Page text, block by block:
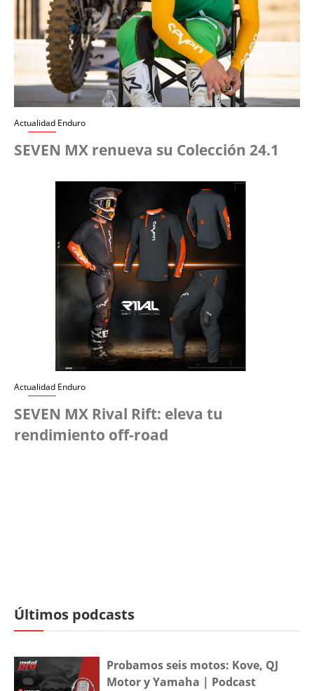
Actualidad Enduro
SEVEN MX renueva su Colección 24.1
Actualidad Enduro
SEVEN MX Rival Rift: eleva tu
rendimiento off-road
Últimos podcasts
Probamos seis motos: Kove, QJ
Motor y Yamaha | Podcast